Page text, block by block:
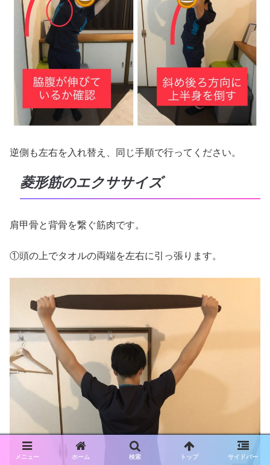
逆側も左右を入れ替え、同じ手順で行ってください。
菱形筋のエクササイズ
肩甲骨と背骨を繋ぐ筋肉です。
①頭の上でタオルの両端を左右に引っ張ります。
メニュー ホーム 検索 トップ サイドバー